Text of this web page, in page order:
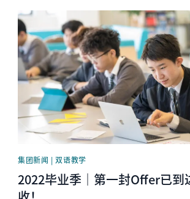
News image
集团新闻 | 双语教学
2022毕业季｜第一封Offer已到